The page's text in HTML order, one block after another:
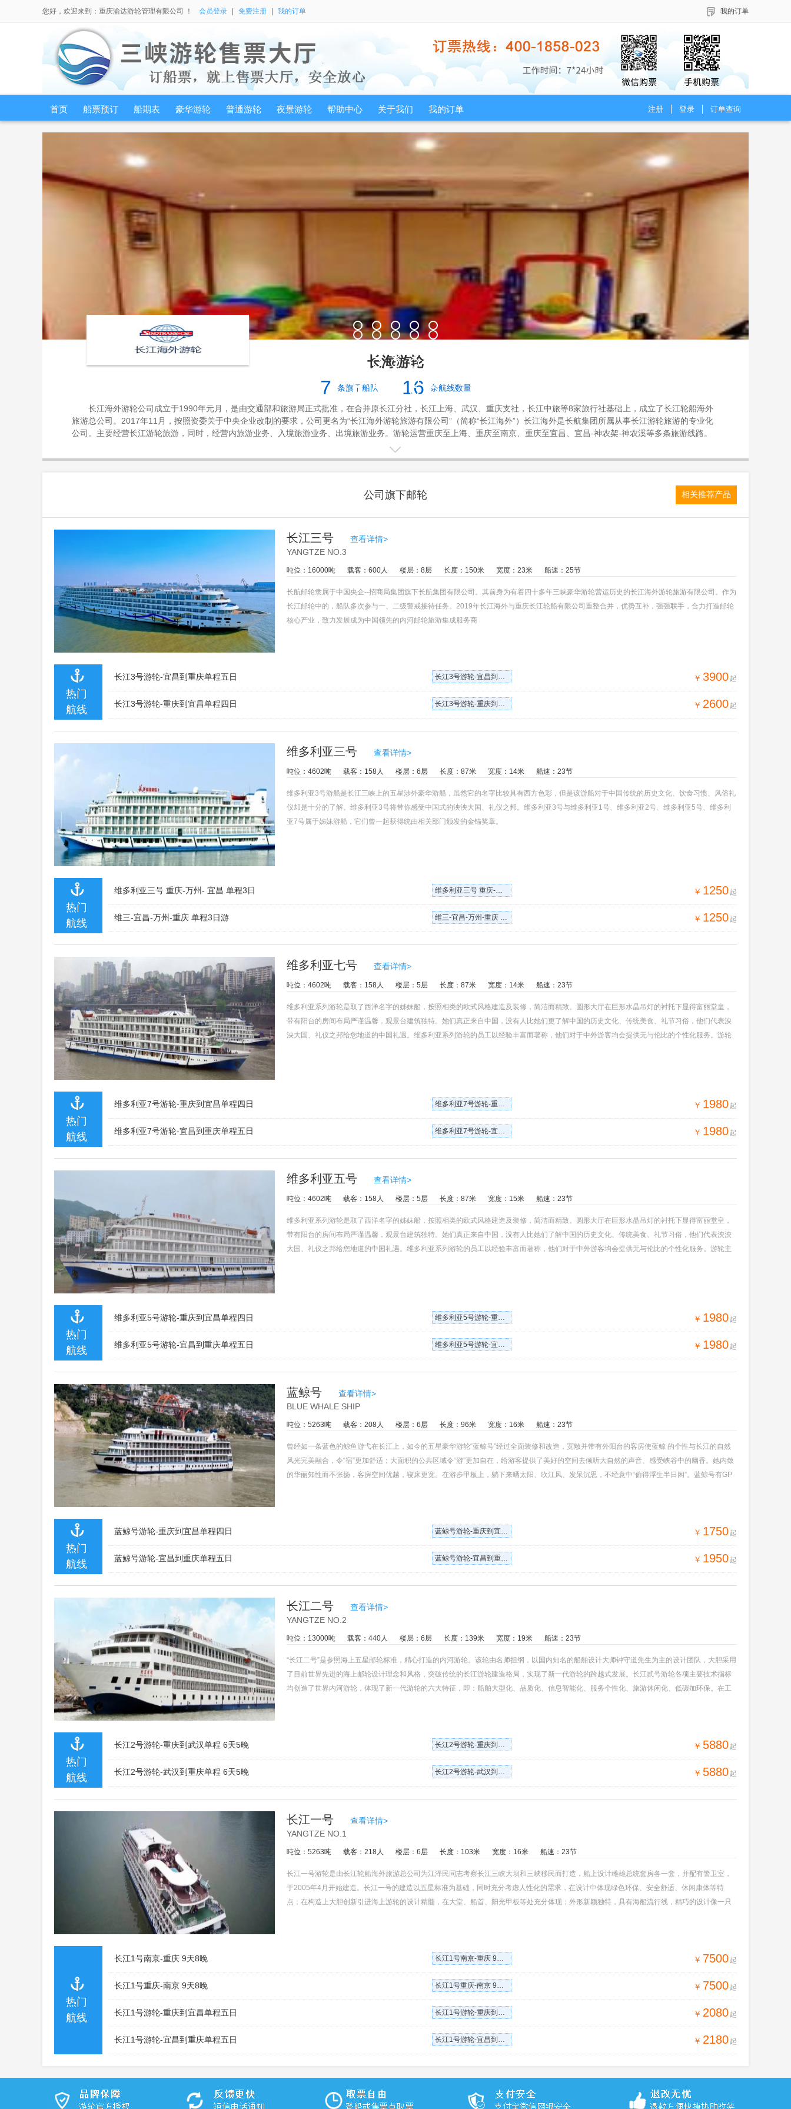
您好，欢迎来到：重庆渝达游轮管理有限公司 ！ 会员登录 免费注册 我的订单 我的订单
首页 船票预订 船期表 豪华游轮 普通游轮 夜景游轮 帮助中心 关于我们 我的订单 订单查询
登录
注册
长海游轮
7 条旗下船队 16 条航线数量
长江海外游轮公司成立于1990年元月，是由交通部和旅游局正式批准，在合并原长江分社，长江上海、武汉、重庆支社，长江中旅等8家旅行社基础上，成立了长江轮船海外
旅游总公司。2017年11月，按照资委关于中央企业改制的要求，公司更名为“长江海外游轮旅游有限公司”（简称“长江海外”）长江海外是长航集团所属从事长江游轮旅游的专业化
公司。主要经营长江游轮旅游，同时，经营内旅游业务、入境旅游业务、出境旅游业务。游轮运营重庆至上海、重庆至南京、重庆至宜昌、宜昌-神农架-神农溪等多条旅游线路。
截至2016年末，公司拥有长江干线涉外旅游船5艘，在重庆、宜昌等地，拥有4个游船基地和码头。拥有海员派遣资质的劳务公司，可向邮轮输出劳务。控股的航途游轮（武汉）信
息技术服务有限公司，打造的第三方游轮电子商务平台在行业领先。长江海外是旅行商协会会员单位、中国旅游车船协会副会长单位、中国旅行社协会会员单位。“长江海外”是“中
公司旗下邮轮 相关推荐产品
长江三号
查看详情>
YANGTZE NO.3
吨位：16000吨 载客：600人 楼层：8层 长度：150米 宽度：23米 船速：25节
长航邮轮隶属于中国央企--招商局集团旗下长航集团有限公司。其前身为有着四十多年三峡豪华游轮营运历史的长江海外游轮旅游有限公司。作为
长江邮轮中的，船队多次参与一、二级警戒接待任务。2019年长江海外与重庆长江轮船有限公司重整合并，优势互补，强强联手，合力打造邮轮
核心产业，致力发展成为中国领先的内河邮轮旅游集成服务商
热门
航线
￥ 3900 起
长江3号游轮-宜昌到重庆单程五日 长江3号游轮-宜昌到重庆单程五日
￥ 2600 起
长江3号游轮-重庆到宜昌单程四日 长江3号游轮-重庆到宜昌单程四日
维多利亚三号 查看详情>
吨位：4602吨 载客：158人 楼层：6层 长度：87米 宽度：14米 船速：23节
维多利亚3号游船是长江三峡上的五星涉外豪华游船，虽然它的名字比较具有西方色彩，但是该游船对于中国传统的历史文化、饮食习惯、风俗礼
仪却是十分的了解。维多利亚3号将带你感受中国式的泱泱大国、礼仪之邦。维多利亚3号与维多利亚1号、维多利亚2号、维多利亚5号、维多利
亚7号属于姊妹游船，它们曾一起获得统由相关部门颁发的金锚奖章。
热门
航线
￥ 1250 起
维多利亚三号 重庆-万州- 宜昌 单程3日 维多利亚三号 重庆-万州- 宜昌 单程3日
￥ 1250 起
维三-宜昌-万州-重庆 单程3日游 维三-宜昌-万州-重庆 单程3日游
维多利亚七号 查看详情>
吨位：4602吨 载客：158人 楼层：5层 长度：87米 宽度：14米 船速：23节
维多利亚系列游轮是取了西洋名字的姊妹船，按照相类的欧式风格建造及装修，简洁而精致。圆形大厅在巨形水晶吊灯的衬托下显得富丽堂皇，
带有阳台的房间布局严谨温馨，观景台建筑独特。她们真正来自中国，没有人比她们更了解中国的历史文化、传统美食、礼节习俗，他们代表泱
泱大国、礼仪之邦给您地道的中国礼遇。维多利亚系列游轮的员工以经验丰富而著称，他们对于中外游客均会提供无与伦比的个性化服务。游轮
热门
航线
￥ 1980 起
维多利亚7号游轮-重庆到宜昌单程四日 维多利亚7号游轮-重庆到宜昌单程四日
￥ 1980 起
维多利亚7号游轮-宜昌到重庆单程五日 维多利亚7号游轮-宜昌到重庆单程五日
维多利亚五号 查看详情>
吨位：4602吨 载客：158人 楼层：5层 长度：87米 宽度：15米 船速：23节
维多利亚系列游轮是取了西洋名字的姊妹船，按照相类的欧式风格建造及装修，简洁而精致。圆形大厅在巨形水晶吊灯的衬托下显得富丽堂皇，
带有阳台的房间布局严谨温馨，观景台建筑独特。她们真正来自中国，没有人比她们了解中国的历史文化、传统美食、礼节习俗，他们代表泱泱
大国、礼仪之邦给您地道的中国礼遇。维多利亚系列游轮的员工以经验丰富而著称，他们对于中外游客均会提供无与伦比的个性化服务。游轮主
热门
航线
￥ 1980 起
维多利亚5号游轮-重庆到宜昌单程四日 维多利亚5号游轮-重庆到宜昌单程四日
￥ 1980 起
维多利亚5号游轮-宜昌到重庆单程五日 维多利亚5号游轮-宜昌到重庆单程五日
蓝鲸号
查看详情>
BLUE WHALE SHIP
吨位：5263吨 载客：208人 楼层：6层 长度：96米 宽度：16米 船速：23节
曾经如一条蓝色的鲸鱼游弋在长江上，如今的五星豪华游轮“蓝鲸号”经过全面装修和改造，宽敞并带有外阳台的客房使蓝鲸 的个性与长江的自然
风光完美融合，令“宿”更加舒适；大面积的公共区域令“游”更加自在，给游客提供了美好的空间去倾听大自然的声音、感受峡谷中的幽香。她内敛
的华丽知性而不张扬，客房空间优越，寝床更宽。在游步甲板上，躺下来晒太阳、吹江风、发呆沉思，不经意中“偷得浮生半日闲”。蓝鲸号有GP
热门
航线
￥ 1750 起
蓝鲸号游轮-重庆到宜昌单程四日 蓝鲸号游轮-重庆到宜昌单程四日
￥ 1950 起
蓝鲸号游轮-宜昌到重庆单程五日 蓝鲸号游轮-宜昌到重庆单程五日
长江二号
查看详情>
YANGTZE NO.2
吨位：13000吨 载客：440人 楼层：6层 长度：139米 宽度：19米 船速：23节
“长江二号”是参照海上五星邮轮标准，精心打造的内河游轮。该轮由名师担纲，以国内知名的船舶设计大师钟守道先生为主的设计团队，大胆采用
了目前世界先进的海上邮轮设计理念和风格，突破传统的长江游轮建造格局，实现了新一代游轮的跨越式发展。长江贰号游轮各项主要技术指标
均创造了世界内河游轮，体现了新一代游轮的六大特征，即：船舶大型化、品质化、信息智能化、服务个性化、旅游休闲化、低碳加环保。在工
热门
航线
￥ 5880 起
长江2号游轮-重庆到武汉单程 6天5晚 长江2号游轮-重庆到武汉单程 6天5晚
￥ 5880 起
长江2号游轮-武汉到重庆单程 6天5晚 长江2号游轮-武汉到重庆单程 6天5晚
长江一号
查看详情>
YANGTZE NO.1
吨位：5263吨 载客：218人 楼层：6层 长度：103米 宽度：16米 船速：23节
长江一号游轮是由长江轮船海外旅游总公司为江泽民同志考察长江三峡大坝和三峡移民而打造，船上设计雌雄总统套房各一套，并配有警卫室，
于2005年4月开始建造。长江一号的建造以五星标准为基础，同时充分考虑人性化的需求，在设计中体现绿色环保、安全舒适、休闲康体等特
点；在构造上大胆创新引进海上游轮的设计精髓，在大堂、船首、阳光甲板等处充分体现；外形新颖独特，具有海船流行线，精巧的设计像一只
热门
航线
￥ 7500 起
长江1号南京-重庆 9天8晚 长江1号南京-重庆 9天8晚
￥ 7500 起
长江1号重庆-南京 9天8晚 长江1号重庆-南京 9天8晚
￥ 2080 起
长江1号游轮-重庆到宜昌单程五日 长江1号游轮-重庆到宜昌单程五日
￥ 2180 起
长江1号游轮-宜昌到重庆单程五日 长江1号游轮-宜昌到重庆单程五日